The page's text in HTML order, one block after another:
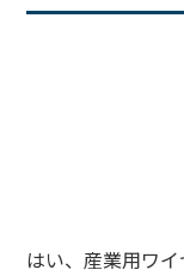
はい、産業用ワ